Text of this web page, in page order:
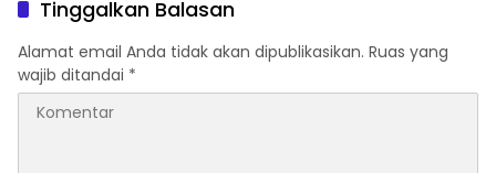
Tinggalkan Balasan
Alamat email Anda tidak akan dipublikasikan. Ruas yang
wajib ditandai *